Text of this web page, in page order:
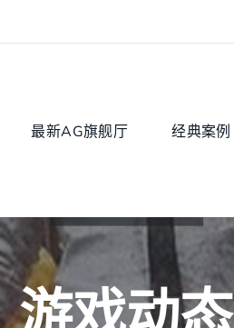
最新AG旗舰厅 经典案例
游戏动态